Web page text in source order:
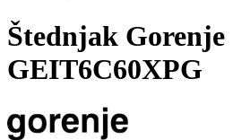
Štednjak Gorenje
GEIT6C60XPG